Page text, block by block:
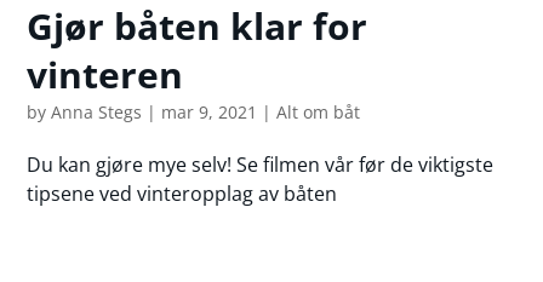
Gjør båten klar for
vinteren
byAnna Stegs | mar 9, 2021 |Alt om båt
Du kan gjøre mye selv! Se filmen vår før de viktigste
tipsene ved vinteropplag av båten